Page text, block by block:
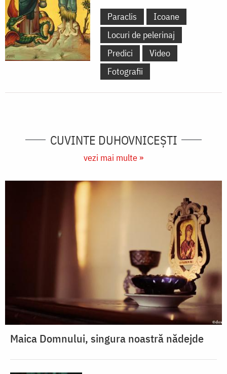
Paraclis
Icoane
Locuri de pelerinaj
Predici
Video
Fotografii
CUVINTE DUHOVNICEȘTI
vezi mai multe »
Maica Domnului, singura noastră nădejde